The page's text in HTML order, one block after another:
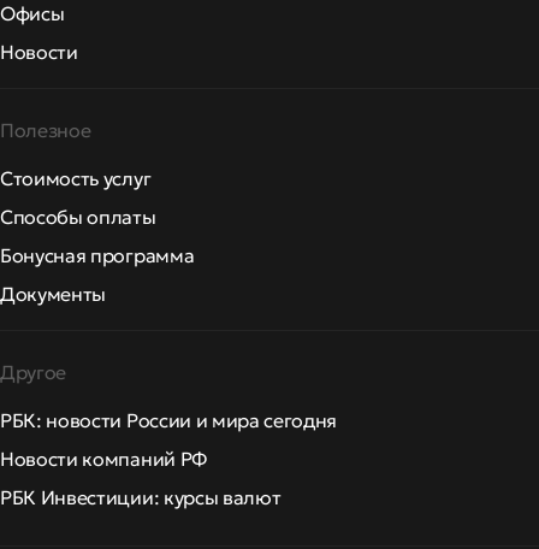
Офисы
Новости
Полезное
Стоимость услуг
Способы оплаты
Бонусная программа
Документы
Другое
РБК: новости России и мира сегодня
Новости компаний РФ
РБК Инвестиции: курсы валют